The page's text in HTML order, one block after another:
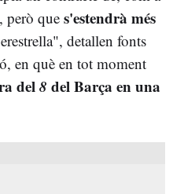
, però que s'estendrà més
detallen fonts
en què en tot moment
del8 del Barça en una